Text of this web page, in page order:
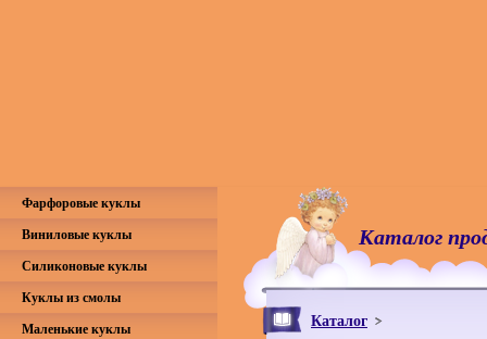
Каталог
Каталог
Фарфоровые куклы
Виниловые куклы
Силиконовые куклы
Куклы из смолы
Маленькие куклы